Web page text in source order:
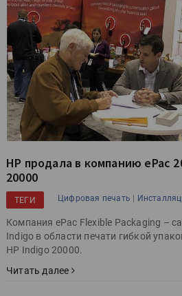
HP продала в компанию ePac
20000
ТЕГИ Цифровая печать |
Компания ePac Flexible Packaging –
Indigo в области печати гибкой
HP Indigo 20000.
Читать далее